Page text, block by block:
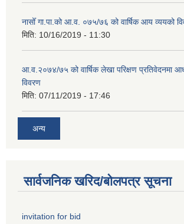
नासोँ गा.पा.को आ.व. ०७५/७६ को वार्षिक आय व्ययको
मिति: 10/16/2019 - 11:30
आ.व.२०७४/७५ को वार्षिक लेखा परिक्षण प्रतिवेदनमा
विवरण
मिति: 07/11/2019 - 17:46
अन्य
सार्वजनिक खरिद/बोलपत्र सूचना
invitation for bid